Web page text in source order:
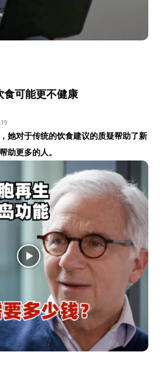
食可能更不健康
她对于传统的饮食建议的质疑帮助了新
助更多的人。